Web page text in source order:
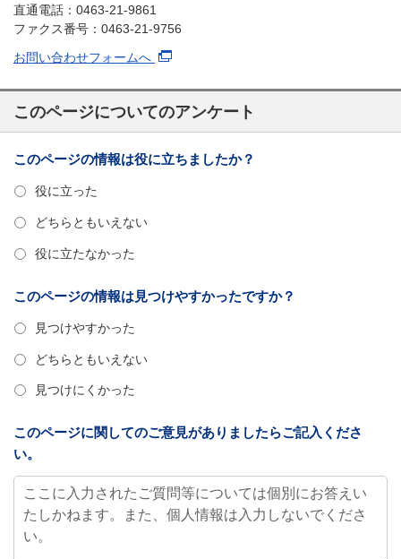
直通電話：0463-21-9861
ファクス番号：0463-21-9756
お問い合わせフォームへ
このページについてのアンケート
このページの情報は役に立ちましたか？
役に立った
どちらともいえない
役に立たなかった
このページの情報は見つけやすかったですか？
見つけやすかった
どちらともいえない
見つけにくかった
このページに関してのご意見がありましたらご記入くださ
い。